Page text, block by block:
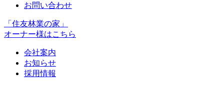
お問い合わせ
「住友林業の家」
オーナー様はこちら
会社案内
お知らせ
採用情報